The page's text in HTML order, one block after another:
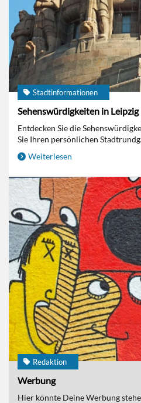
Stadtinformationen
Sehenswürdigkeiten in Leipzig
Entdecken Sie die
Sie Ihren persönlichen
Weiterlesen
Redaktion
Werbung
Hier könnte Deine Werbung